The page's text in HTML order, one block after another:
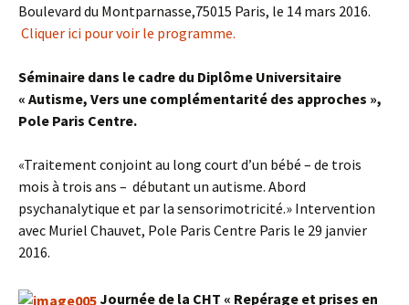
Boulevard du Montparnasse,75015 Paris, le 14 mars 2016.
Cliquer ici pour voir le programme.
Séminaire dans le cadre du Diplôme Universitaire
« Autisme, Vers une complémentarité des approches »,
Pole Paris Centre.
«Traitement conjoint au long court d’un bébé – de trois
mois à trois ans – débutant un autisme. Abord
psychanalytique et par la sensorimotricité.» Intervention
avec Muriel Chauvet, Pole Paris Centre Paris le 29 janvier
2016.
Journée de la CHT « Repérage et prises en